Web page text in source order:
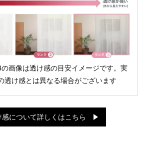
画像は透け感の目安イメージです。実
透け感とは異なる場合がございます
感について詳しくはこちら